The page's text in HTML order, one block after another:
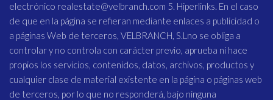
electrónico realestate@velbranch.com 5. Hiperlinks. En el caso
de que en la página se refieran mediante enlaces a publicidad o
a páginas Web de terceros, VELBRANCH, S.Lno se obliga a
controlar y no controla con carácter previo, aprueba ni hace
propios los servicios, contenidos, datos, archivos, productos y
cualquier clase de material existente en la página o páginas web
de terceros, por lo que no responderá, bajo ninguna